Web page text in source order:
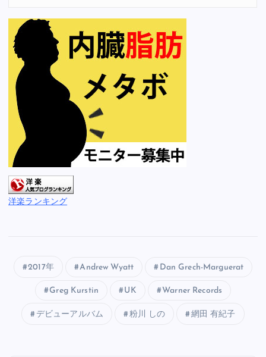
洋楽ランキング
2017年 Andrew Wyatt Dan Grech-Marguerat
Greg Kurstin UK Warner Records
デビューアルバム 粉川 しの 網田 有紀子